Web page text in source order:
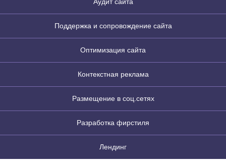
Поддержка и сопровождение сайта
Оптимизация сайта
Контекстная реклама
Размещение в соц.сетях
Разработка фирстиля
Лендинг